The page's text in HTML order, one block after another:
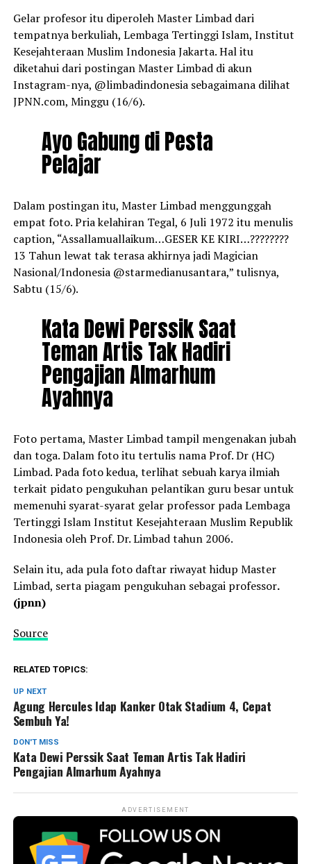
Gelar profesor itu diperoleh Master Limbad dari
tempatnya berkuliah, Lembaga Tertinggi Islam, Institut
Kesejahteraan Muslim Indonesia Jakarta. Hal itu
diketahui dari postingan Master Limbad di akun
Instagram-nya, @limbadindonesia sebagaimana dilihat
JPNN.com, Minggu (16/6).
Ayo Gabung di Pesta
Pelajar
Dalam postingan itu, Master Limbad menggunggah
empat foto. Pria kelahiran Tegal, 6 Juli 1972 itu menulis
caption, “Assallamuallaikum…GESER KE KIRI…????‍????
13 Tahun lewat tak terasa akhirnya jadi Magician
Nasional/Indonesia @starmedianusantara,” tulisnya,
Sabtu (15/6).
Kata Dewi Perssik Saat
Teman Artis Tak Hadiri
Pengajian Almarhum
Ayahnya
Foto pertama, Master Limbad tampil mengenakan jubah
dan toga. Dalam foto itu tertulis nama Prof. Dr (HC)
Limbad. Pada foto kedua, terlihat sebuah karya ilmiah
terkait pidato pengukuhan pelantikan guru besar untuk
memenuhi syarat-syarat gelar professor pada Lembaga
Tertinggi Islam Institut Kesejahteraan Muslim Republik
Indonesia oleh Prof. Dr. Limbad tahun 2006.
Selain itu, ada pula foto daftar riwayat hidup Master
Limbad, serta piagam pengukuhan sebagai professor.
(jpnn)
Source
RELATED TOPICS:
UP NEXT
Agung Hercules Idap Kanker Otak Stadium 4, Cepat
Sembuh Ya!
DON'T MISS
Kata Dewi Perssik Saat Teman Artis Tak Hadiri
Pengajian Almarhum Ayahnya
ADVERTISEMENT